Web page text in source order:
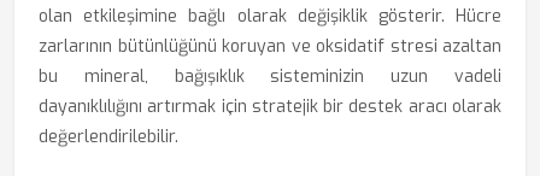
olan etkileşimine bağlı olarak değişiklik gösterir. Hücre
zarlarının bütünlüğünü koruyan ve oksidatif stresi azaltan
bu mineral, bağışıklık sisteminizin uzun vadeli
dayanıklılığını artırmak için stratejik bir destek aracı olarak
değerlendirilebilir.